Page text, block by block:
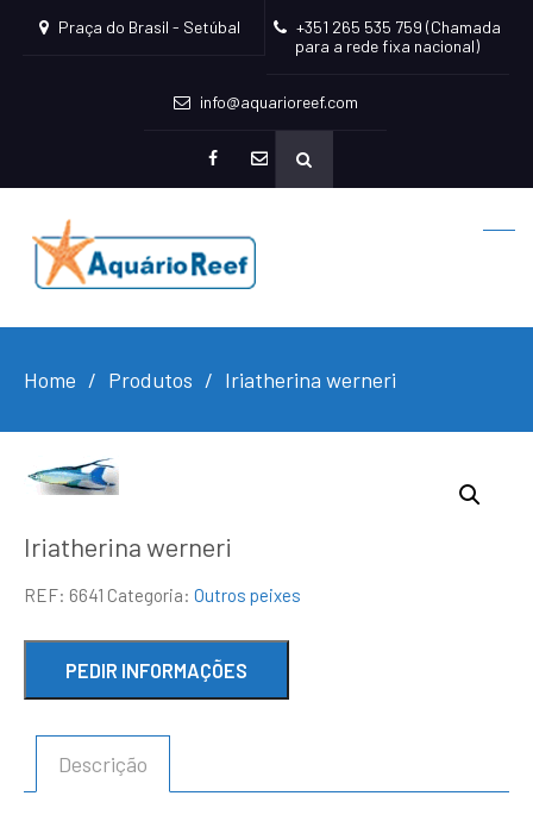
Praça do Brasil - Setúbal
+351 265 535 759 (Chamada
para a rede fixa nacional)
info@aquarioreef.com
mailto
Home Produtos Iriatherina werneri
Iriatherina werneri
REF: 6641 Categoria: Outros peixes
Descrição